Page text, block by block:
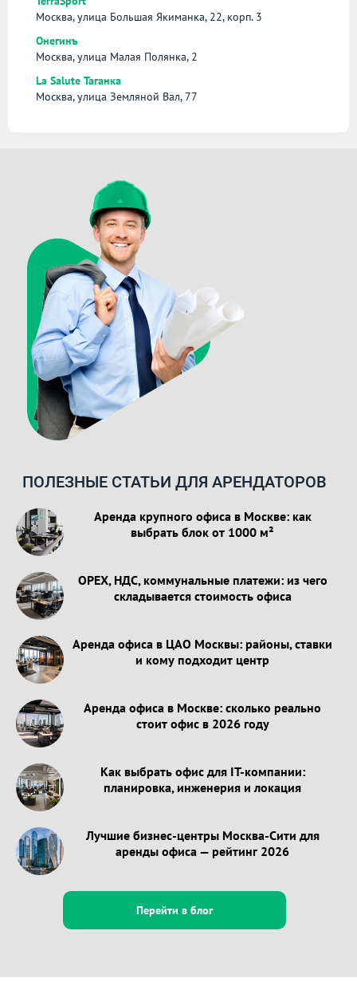
Москва, улица Большая Якиманка, 22, корп. 3
Онегинъ
Москва, улица Малая Полянка, 2
La Salute Таганка
Москва, улица Земляной Вал, 77
ПОЛЕЗНЫЕ СТАТЬИ ДЛЯ АРЕНДАТОРОВ
Аренда крупного офиса в Москве: как
выбрать блок от 1000 м²
OPEX, НДС, коммунальные платежи: из чего
складывается стоимость офиса
Аренда офиса в ЦАО Москвы: районы, ставки
и кому подходит центр
Аренда офиса в Москве: сколько реально
стоит офис в 2026 году
Как выбрать офис для IT-компании:
планировка, инженерия и локация
Лучшие бизнес-центры Москва-Сити для
аренды офиса — рейтинг 2026
Перейти в блог